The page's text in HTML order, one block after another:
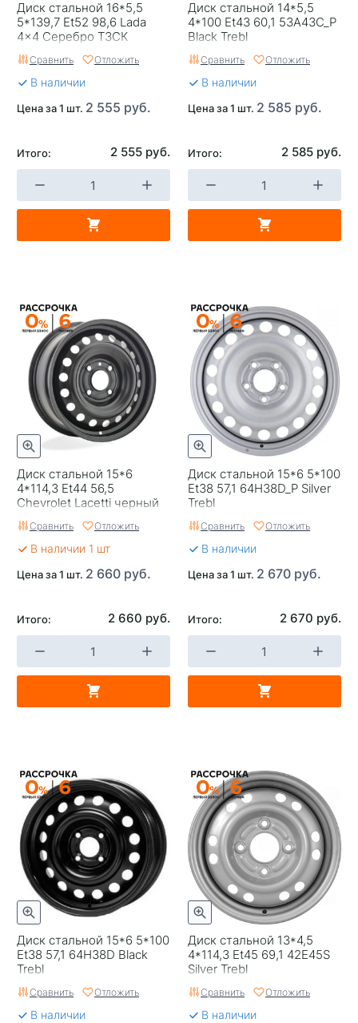
Диск стальной 16*5,5
5*139,7 Et52 98,6 Lada
4x4 Серебро ТЗСК
Сравнить Отложить
В наличии
Цена за 1 шт. 2 555 руб.
Итого: 2 555 руб.
Диск стальной 14*5,5
4*100 Et43 60,1 53A43C_P
Black Trebl
Сравнить Отложить
В наличии
Цена за 1 шт. 2 585 руб.
Итого: 2 585 руб.
Диск стальной 15*6
4*114,3 Et44 56,5
Chevrolet Lacetti черный
Тольятти
Сравнить Отложить
В наличии 1 шт
Цена за 1 шт. 2 660 руб.
Итого: 2 660 руб.
Диск стальной 15*6 5*100
Et38 57,1 64H38D_P Silver
Trebl
Сравнить Отложить
В наличии
Цена за 1 шт. 2 670 руб.
Итого: 2 670 руб.
Диск стальной 15*6 5*100
Et38 57,1 64H38D Black
Trebl
Сравнить Отложить
В наличии
Диск стальной 13*4,5
4*114,3 Et45 69,1 42E45S
Silver Trebl
Сравнить Отложить
В наличии